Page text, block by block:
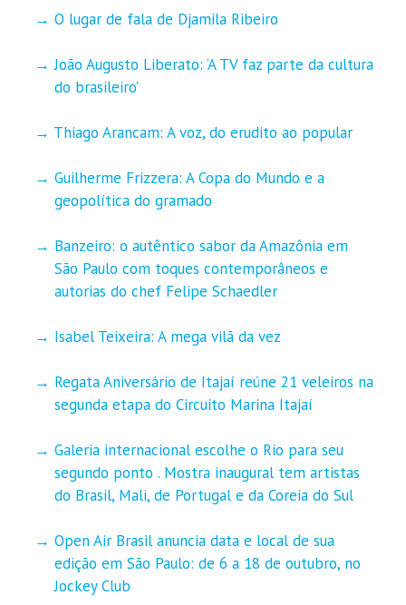
O lugar de fala de Djamila Ribeiro
João Augusto Liberato: ‘A TV faz parte da cultura
do brasileiro’
Thiago Arancam: A voz, do erudito ao popular
Guilherme Frizzera: A Copa do Mundo e a
geopolítica do gramado
Banzeiro: o autêntico sabor da Amazônia em
São Paulo com toques contemporâneos e
autorias do chef Felipe Schaedler
Isabel Teixeira: A mega vilã da vez
Regata Aniversário de Itajaí reúne 21 veleiros na
segunda etapa do Circuito Marina Itajaí
Galeria internacional escolhe o Rio para seu
segundo ponto . Mostra inaugural tem artistas
do Brasil, Mali, de Portugal e da Coreia do Sul
Open Air Brasil anuncia data e local de sua
edição em São Paulo: de 6 a 18 de outubro, no
Jockey Club